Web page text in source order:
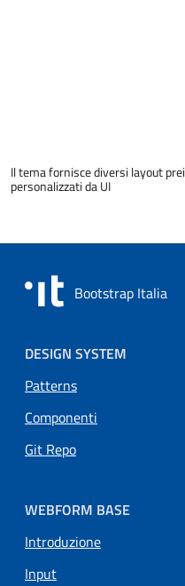
Il tema fornisce diversi layout
personalizzati da UI
Bootstrap Italia
Footer menu
DESIGN SYSTEM
Patterns
Componenti
Git Repo
WEBFORM BASE
Introduzione
Input